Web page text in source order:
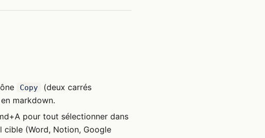
Copy
(deux carrés
markdown.
pour tout sélectionner dans
(Word, Notion, Google